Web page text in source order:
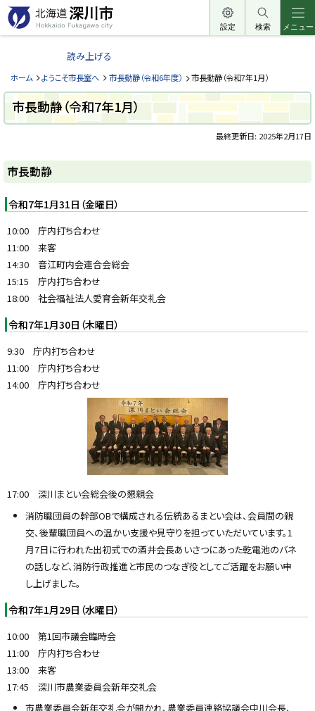
本
文
へ
ュ
へ
北
道
深
川
市
k
a
i
d
o
F
k
a
g
a
a
c
i
y
設定 検索 メニュー
読み上げる
ホーム ようこそ市長室へ 市長動静（令和6年度） 市長動静（令和7年1月）
市長動静（令和7年1月）
最終更新日: 2025年2月17日
ー
ジ
目
次
市
動
静
市長動静
令和7年1月31日（金曜日）
10:00 庁内打ち合わせ
11:00 来客
14:30 音江町内会連合会総会
15:15 庁内打ち合わせ
18:00 社会福祉法人愛育会新年交礼会
令和7年1月30日（木曜日）
9:30 庁内打ち合わせ
11:00 庁内打ち合わせ
14:00 庁内打ち合わせ
17:00 深川まとい会総会後の懇親会
消防職団員の幹部OBで構成される伝統あるまとい会は、会員間の親
交、後輩職団員への温かい支援や見守りを担っていただいています。1
月7日に行われた出初式での酒井会長あいさつにあった乾電池のバネ
の話しなど、消防行政推進と市民のつなぎ役としてご活躍をお願い申
し上げました。
令和7年1月29日（水曜日）
10:00 第1回市議会臨時会
11:00 庁内打ち合わせ
13:00 来客
17:45 深川市農業委員会新年交礼会
市農業委員会新年交礼会が開かれ、農業委員連絡協議会中川会長、